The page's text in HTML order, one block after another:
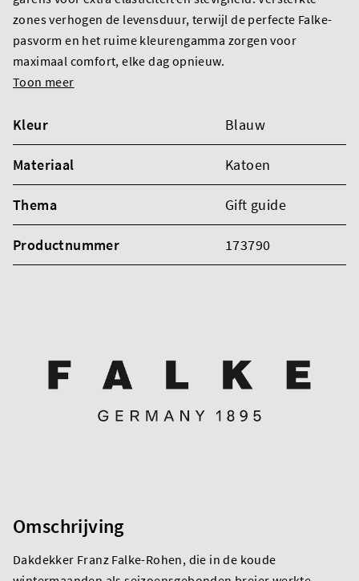
zones verhogen de levensduur, terwijl de perfecte Falke-
pasvorm en het ruime kleurengamma zorgen voor
maximaal comfort, elke dag opnieuw.
Toon meer
Kleur Blauw
Materiaal Katoen
Thema Gift guide
Productnummer 173790
Omschrijving
Dakdekker Franz Falke-Rohen, die in de koude